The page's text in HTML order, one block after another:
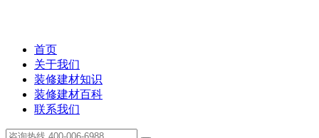
首页
关于我们
装修建材知识
装修建材百科
联系我们